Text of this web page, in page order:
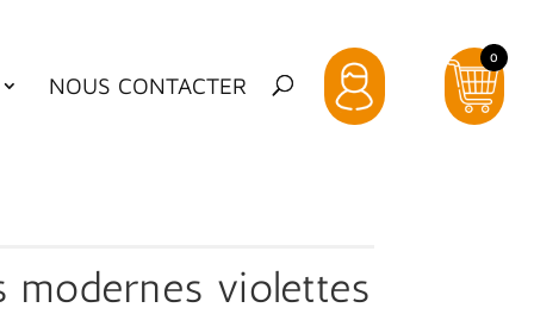
NOUS CONTACTER
0
modernes violettes